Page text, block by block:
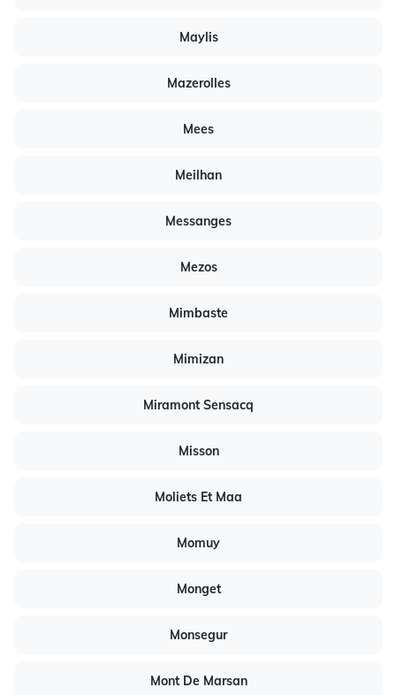
Maylis
Mazerolles
Mees
Meilhan
Messanges
Mezos
Mimbaste
Mimizan
Miramont Sensacq
Misson
Moliets Et Maa
Momuy
Monget
Monsegur
Mont De Marsan